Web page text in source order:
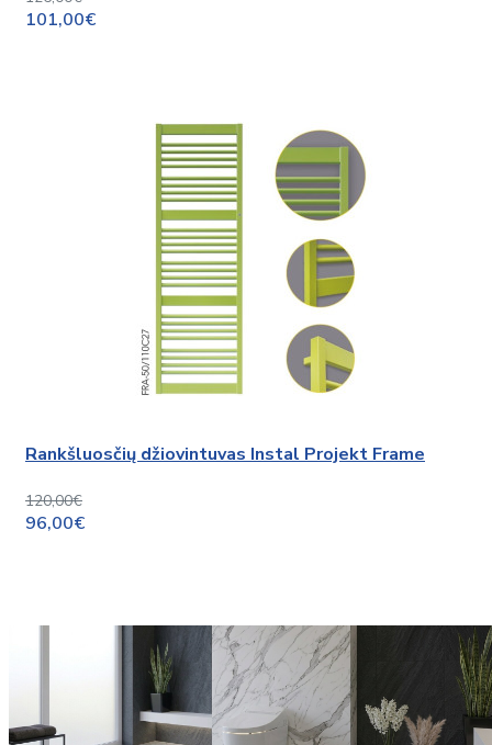
101,00€
Rankšluosčių džiovintuvas Instal Projekt Frame
120,00€
96,00€